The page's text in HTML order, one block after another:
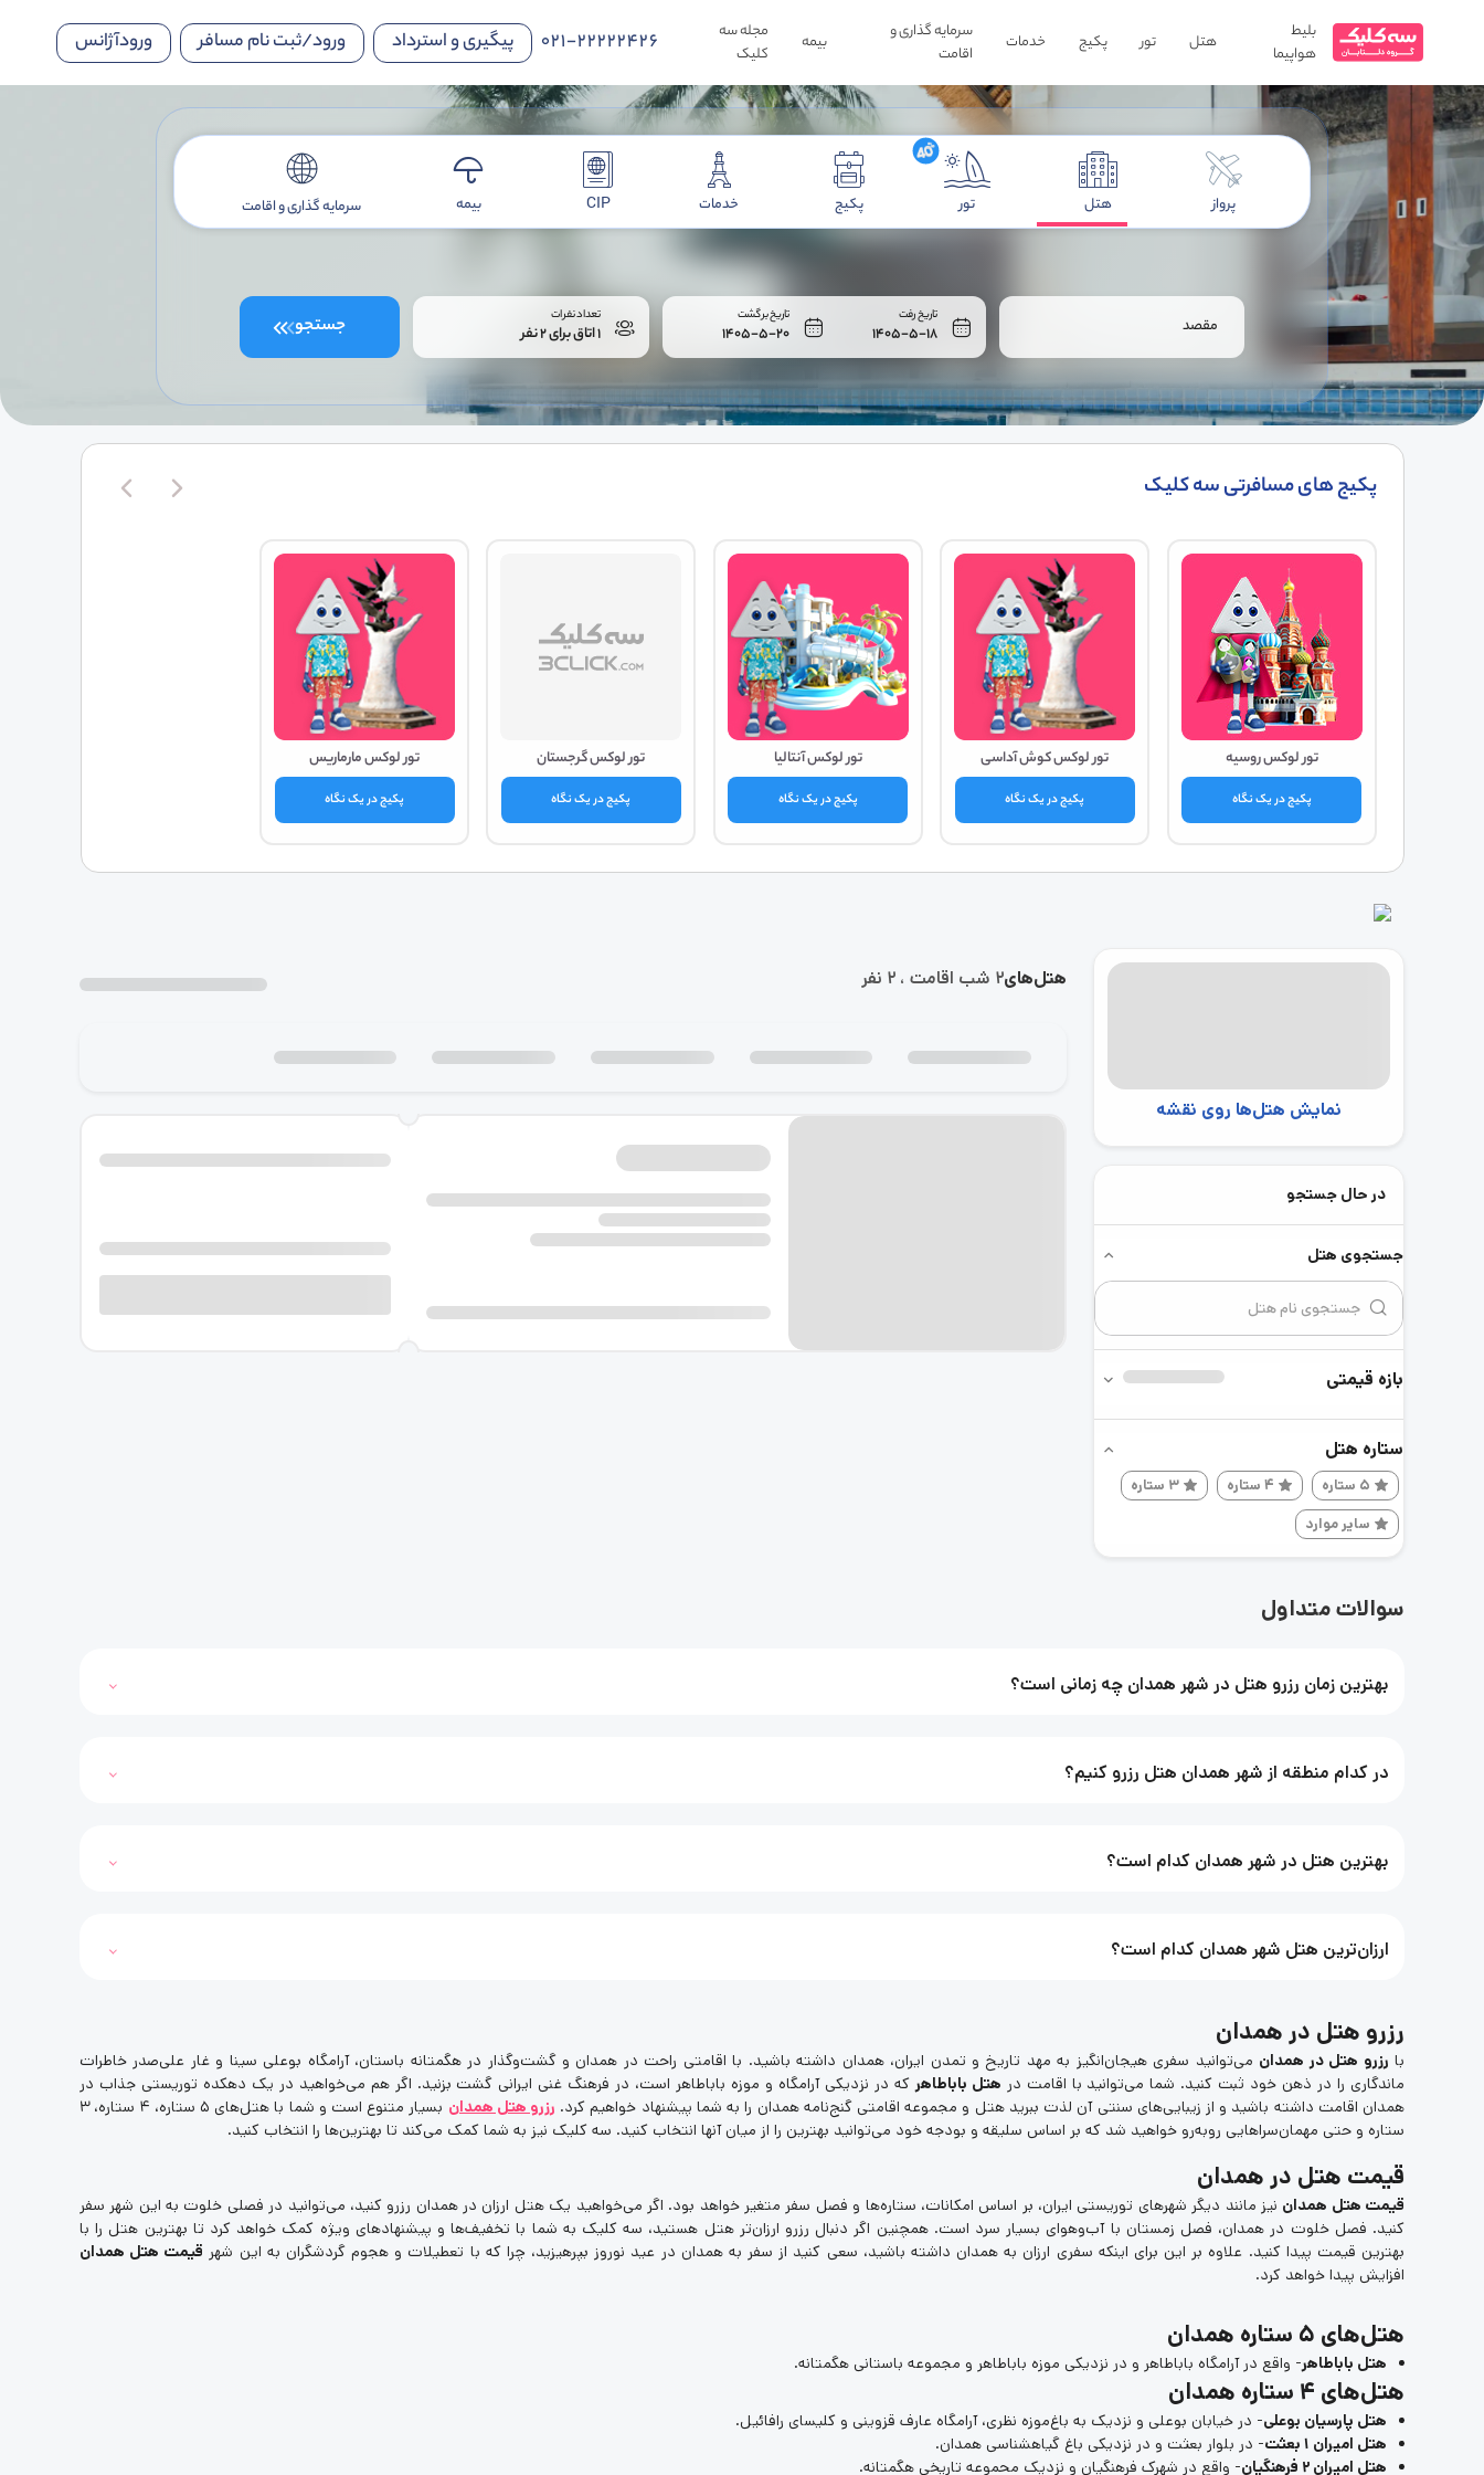
بلیط
هواپیما
هتل تور پکیج خدمات
سرمایه گذاری و
اقامت
بیمه
مجله سه
کلیک
021-22222426 پیگیری و استرداد ورود/ثبت نام مسافر ورودآژانس
پرواز هتل تور پکیج خدمات CIP بیمه سرمایه گذاری و اقامت
مقصد
تاریخ رفت
1405-5-18
تاریخ برگشت
1405-5-20
تعداد نفرات
1 اتاق برای 2 نفر جستجو
پکیج های مسافرتی سه کلیک
تور لوکس روسیه
پکیج در یک نگاه
تور لوکس کوش آداسی
پکیج در یک نگاه
تور لوکس آنتالیا
پکیج در یک نگاه
تور لوکس گرجستان
پکیج در یک نگاه
تور لوکس مارماریس
پکیج در یک نگاه
نمایش هتل‌ها روی نقشه
در حال جستجو
جستجوی هتل
بازه قیمتی
ستاره هتل
5 ستاره 4 ستاره
3 ستاره
سایر موارد
هتل‌های2 شب اقامت ، ۲ نفر
سوالات متداول
بهترین زمان رزرو هتل در شهر همدان چه زمانی است؟
در کدام منطقه از شهر همدان هتل رزرو کنیم؟
بهترین هتل در شهر همدان کدام است؟
ارزان‌ترین هتل شهر همدان کدام است؟
رزرو هتل در همدان
با رزرو هتل در همدان می‌توانید سفری هیجان‌انگیز به مهد تاریخ و تمدن ایران، همدان داشته باشید. با اقامتی راحت در همدان و گشت‌و‌گذار در هگمتانه باستان، آرامگاه بوعلی سینا و غار علی‌صدر خاطرات
ماندگاری را در ذهن خود ثبت کنید. شما می‌توانید با اقامت در هتل باباطاهرکه در نزدیکی آرامگاه و موزه باباطاهر است، در فرهنگ غنی ایرانی گشت بزنید. اگر هم می‌خواهید در یک دهکده توریستی جذاب در
همدان اقامت داشته باشید و از زیبایی‌های سنتی آن لذت ببرید هتل و مجموعه اقامتی گنج‌نامه همدان را به شما پیشنهاد خواهیم کرد. رزرو هتل همدان
بسیار متنوع است و شما با هتل‌های 5 ستاره، 4 ستاره، 3
ستاره و حتی مهمان‌سرا‌هایی روبه‌رو خواهید شد که بر اساس سلیقه و بودجه خود می‌توانید بهترین را از میان آنها انتخاب کنید. سه کلیک نیز به شما کمک می‌کند تا بهترین‌ها را انتخاب کنید.
قیمت هتل در همدان
قیمت هتل همدان نیز مانند دیگر شهرهای توریستی ایران، بر اساس امکانات، ستاره‌ها و فصل سفر متغیر خواهد بود. اگر می‌خواهید یک هتل ارزان در همدان رزرو کنید، می‌توانید در فصلی خلوت به این شهر سفر
کنید. فصل خلوت در همدان، فصل زمستان با آب‌وهوای بسیار سرد است. همچنین اگر دنبال رزرو ارزان‌تر هتل هستید، سه کلیک به شما با تخفیف‌ها و پیشنهادهای ویژه کمک خواهد کرد تا بهترین هتل را با
بهترین قیمت پیدا کنید. علاوه بر این برای اینکه سفری ارزان به همدان داشته باشید، سعی کنید از سفر به همدان در عید نوروز بپرهیزید، چرا که با تعطیلات و هجوم گردشگران به این شهر قیمت هتل همدان
افزایش پیدا خواهد کرد.
هتل‌های 5 ستاره همدان
هتل باباطاهر- واقع در آرامگاه باباطاهر و در نزدیکی موزه باباطاهر و مجموعه باستانی هگمتانه.
هتل‌های 4 ستاره همدان
هتل پارسیان بوعلی- در خیابان بوعلی و نزدیک به باغ‌موزه نظری، آرامگاه عارف قزوینی و کلیسای رافائیل.
هتل امیران 1 بعثت
- در بلوار بعثت و در نزدیکی باغ گیاهشناسی همدان.
هتل امیران 2 فرهنگیان
- واقع در شهرک فرهنگیان و نزدیک محموعه تاریخی هگمتانه.